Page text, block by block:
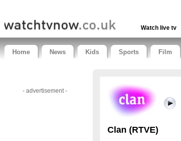
Watch live tv
Home News Kids Sports Film
- advertisement -
Clan (RTVE)